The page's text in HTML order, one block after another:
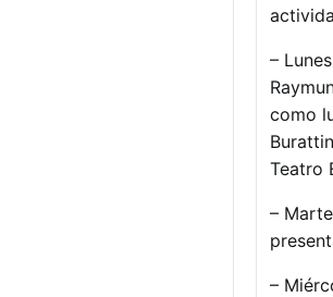
–
como
Teatro
–
–